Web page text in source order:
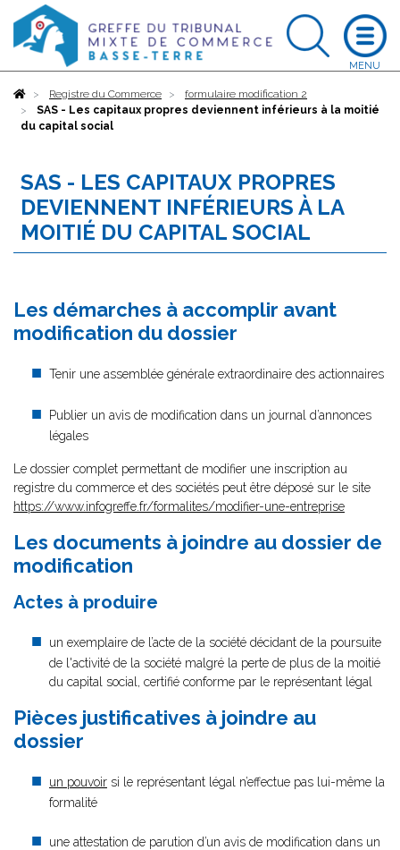
AccueilRegistre du Commerce
formulaire modification 2
SAS - Les capitaux propres deviennent inférieurs à la moitié
du capital social
SAS - LES CAPITAUX PROPRES
DEVIENNENT INFÉRIEURS À LA
MOITIÉ DU CAPITAL SOCIAL
Les démarches à accomplir avant
modification du dossier
Tenir une assemblée générale extraordinaire des actionnaires
Publier un avis de modification dans un journal d’annonces
légales
Le dossier complet permettant de modifier une inscription au
registre du commerce et des sociétés peut être déposé sur le site
https://www.infogreffe.fr/formalites/modifier-une-entreprise
Les documents à joindre au dossier de
modification
Actes à produire
un exemplaire de l’acte de la société décidant de la poursuite
de l'activité de la société malgré la perte de plus de la moitié
du capital social, certifié conforme par le représentant légal
Pièces justificatives à joindre au
dossier
un pouvoir si le représentant légal n’effectue pas lui-même la
formalité
une attestation de parution d’un avis de modification dans un